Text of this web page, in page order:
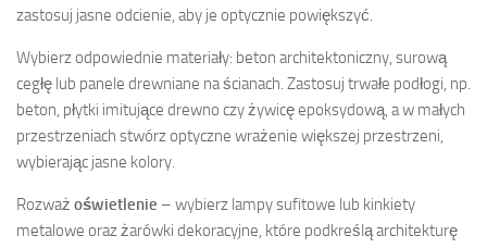
zastosuj jasne odcienie, aby je optycznie powiększyć.
Wybierz odpowiednie materiały: beton architektoniczny, surową
cegłę lub panele drewniane na ścianach. Zastosuj trwałe podłogi, np.
beton, płytki imitujące drewno czy żywicę epoksydową, a w małych
przestrzeniach stwórz optyczne wrażenie większej przestrzeni,
wybierając jasne kolory.
Rozważ oświetlenie – wybierz lampy sufitowe lub kinkiety
metalowe oraz żarówki dekoracyjne, które podkreślą architekturę